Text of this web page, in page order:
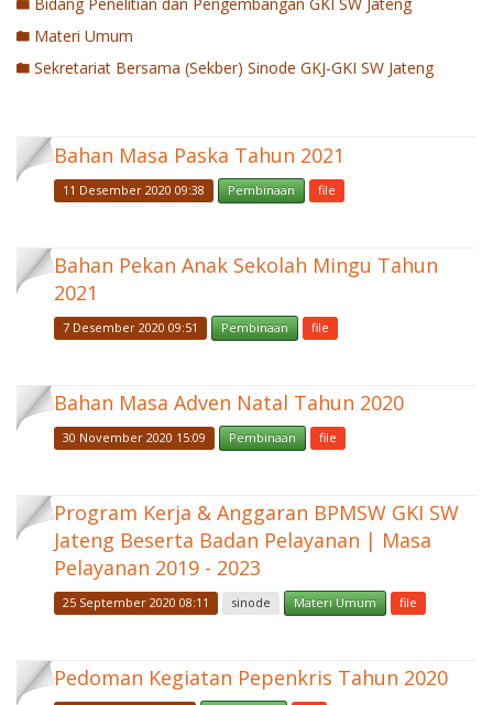
Bidang Penelitian dan Pengembangan GKI SW Jateng
Materi Umum
Sekretariat Bersama (Sekber) Sinode GKJ-GKI SW Jateng
Bahan Masa Paska Tahun 2021
11 Desember 2020 09:38 Pembinaan file
Bahan Pekan Anak Sekolah Mingu Tahun
2021
7 Desember 2020 09:51 Pembinaan file
Bahan Masa Adven Natal Tahun 2020
30 November 2020 15:09 Pembinaan file
Program Kerja & Anggaran BPMSW GKI SW
Jateng Beserta Badan Pelayanan | Masa
Pelayanan 2019 - 2023
25 September 2020 08:11 sinode Materi Umum file
Pedoman Kegiatan Pepenkris Tahun 2020